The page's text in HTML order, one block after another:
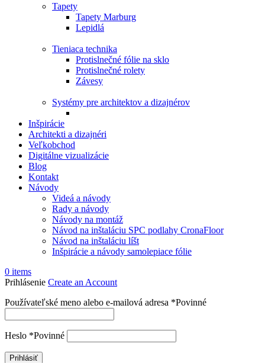
Tapety
Tapety Marburg
Lepidlá
Tieniaca technika
Protislnečné fólie na sklo
Protislnečné rolety
Závesy
Systémy pre architektov a dizajnérov
Inšpirácie
Architekti a dizajnéri
Veľkobchod
Digitálne vizualizácie
Blog
Kontakt
Návody
Videá a návody
Rady a návody
Návody na montáž
Návod na inštaláciu SPC podlahy CronaFloor
Návod na inštaláciu líšt
Inšpirácie a návody samolepiace fólie
0 items
Prihlásenie Create an Account
Používateľské meno alebo e-mailová adresa *Povinné
Heslo *Povinné
Prihlásiť